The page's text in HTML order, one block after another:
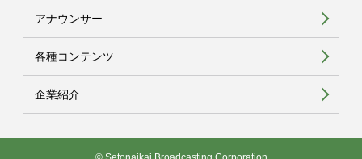
アナウンサー
各種コンテンツ
企業紹介